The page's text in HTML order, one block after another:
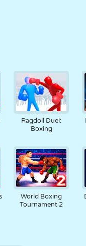
Ragdoll Duel:
Boxing
World Boxing
Tournament 2